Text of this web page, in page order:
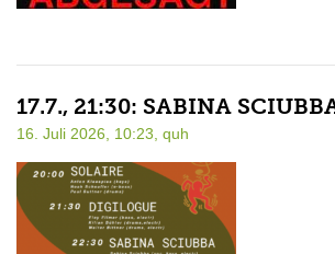
17.7., 21:30: SABINA
16. Juli 2026, 10:23, quh